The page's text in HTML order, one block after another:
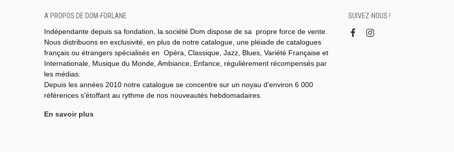
A PROPOS DE DOM-FORLANE
Indépendante depuis sa fondation, la société Dom dispose de sa propre force de vente.
Nous distribuons en exclusivité, en plus de notre catalogue, une pléiade de catalogues
français ou étrangers spécialisés en Opéra, Classique, Jazz, Blues, Variété Française et
Internationale, Musique du Monde, Ambiance, Enfance, régulièrement récompensés par
les médias.
Depuis les années 2010 notre catalogue se concentre sur un noyau d'environ 6 000
références s'étoffant au rythme de nos nouveautés hebdomadaires.
En savoir plus
SUIVEZ-NOUS !